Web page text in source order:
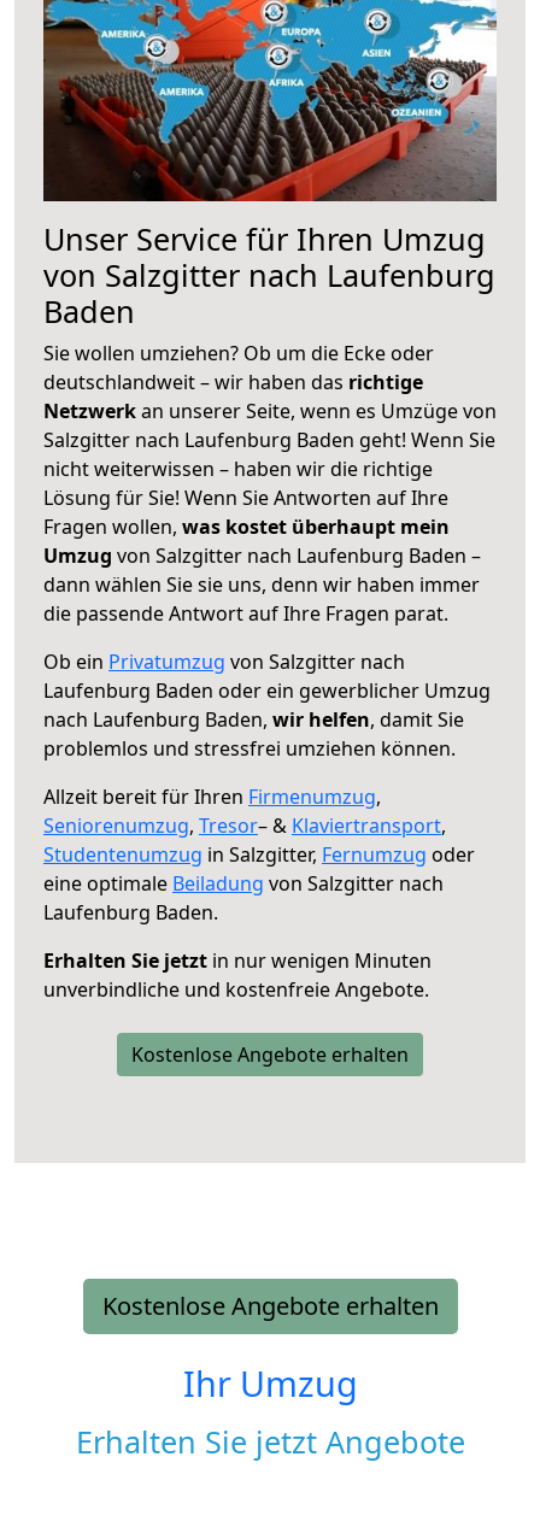
Unser Service für Ihren Umzug
von Salzgitter nach Laufenburg
Baden
Sie wollen umziehen? Ob um die Ecke oder
deutschlandweit – wir haben das richtige
Netzwerkan unserer Seite, wenn es Umzüge von
Salzgitter nach Laufenburg Baden geht! Wenn Sie
nicht weiterwissen – haben wir die richtige
Lösung für Sie! Wenn Sie Antworten auf Ihre
Fragen wollen, was kostet überhaupt mein
Umzug von Salzgitter nach Laufenburg Baden –
dann wählen Sie sie uns, denn wir haben immer
die passende Antwort auf Ihre Fragen parat.
Ob ein Privatumzug von Salzgitter nach
Laufenburg Baden oder ein gewerblicher Umzug
nach Laufenburg Baden, wir helfen, damit Sie
problemlos und stressfrei umziehen können.
Allzeit bereit für Ihren Firmenumzug,
Seniorenumzug, Tresor– & Klaviertransport,
Studentenumzug in Salzgitter, Fernumzug oder
eine optimale Beiladung von Salzgitter nach
Laufenburg Baden.
Erhalten Sie jetzt in nur wenigen Minuten
unverbindliche und kostenfreie Angebote.
Kostenlose Angebote erhalten
Kostenlose Angebote erhalten
Ihr Umzug
Erhalten Sie jetzt Angebote